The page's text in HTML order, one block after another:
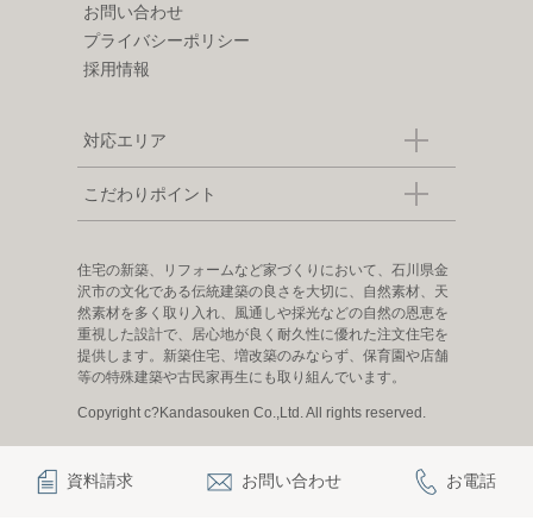
お問い合わせ
プライバシーポリシー
採用情報
対応エリア
こだわりポイント
住宅の新築、リフォームなど家づくりにおいて、石川県金
沢市の文化である伝統建築の良さを大切に、自然素材、天
然素材を多く取り入れ、風通しや採光などの自然の恩恵を
重視した設計で、居心地が良く耐久性に優れた注文住宅を
提供します。新築住宅、増改築のみならず、保育園や店舗
等の特殊建築や古民家再生にも取り組んでいます。
Copyright c?Kandasouken Co.,Ltd. All rights reserved.
資料請求 お問い合わせ お電話